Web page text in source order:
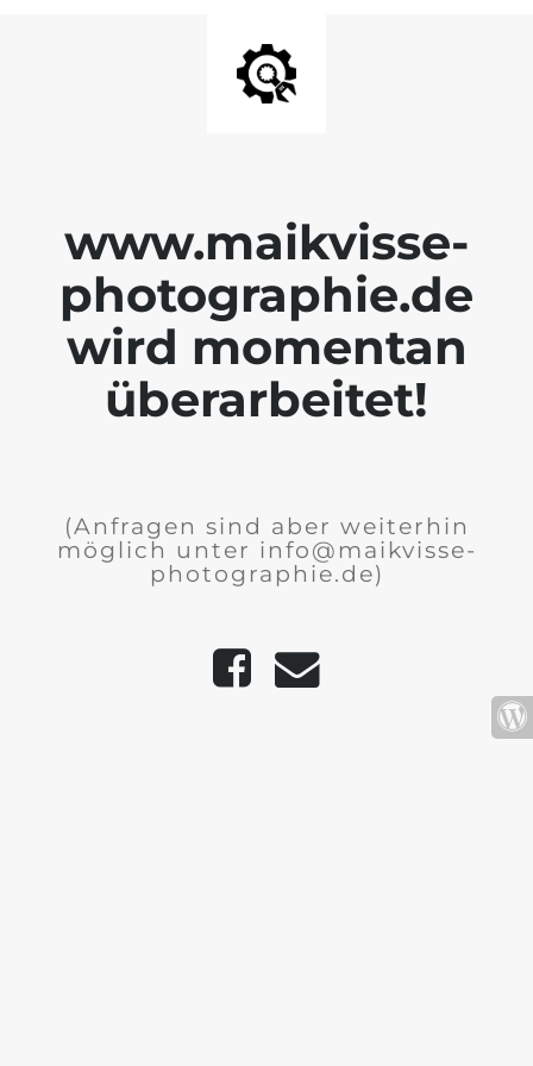
www.maikvisse-
photographie.de
wird momentan
überarbeitet!
(Anfragen sind aber weiterhin
möglich unter info@maikvisse-
photographie.de)